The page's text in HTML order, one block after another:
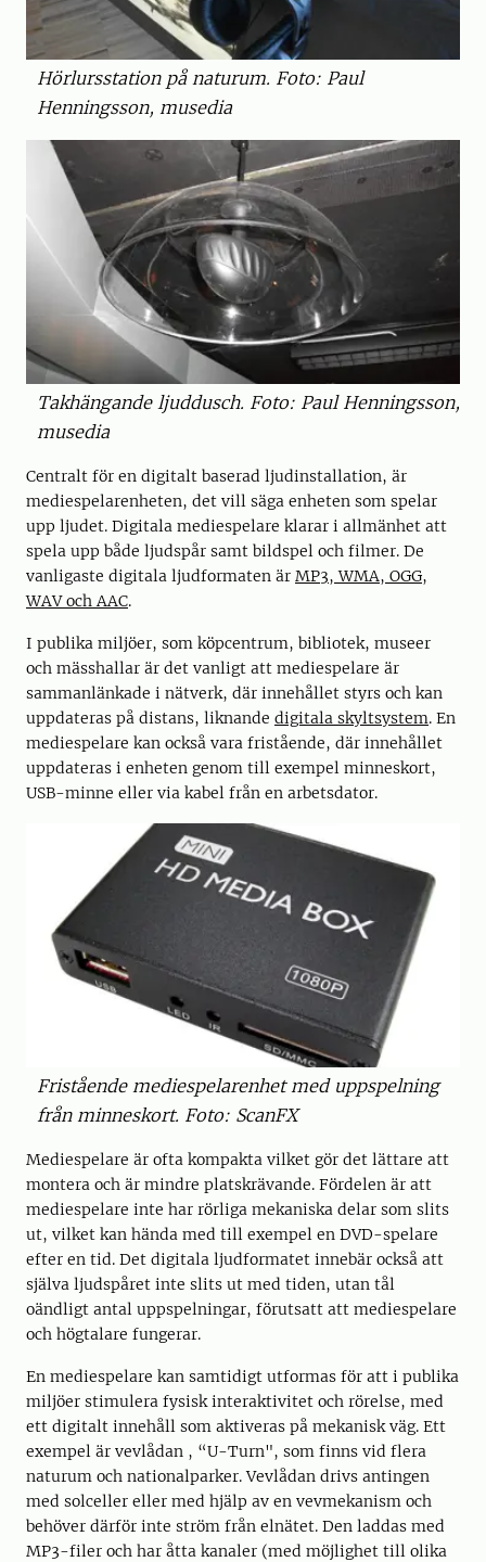
Hörlursstation på naturum. Foto: Paul
Henningsson, musedia
Takhängande ljuddusch. Foto: Paul Henningsson,
musedia
Centralt för en digitalt baserad ljudinstallation, är
mediespelarenheten, det vill säga enheten som spelar
upp ljudet. Digitala mediespelare klarar i allmänhet att
spela upp både ljudspår samt bildspel och filmer. De
vanligaste digitala ljudformaten är MP3, WMA, OGG,
WAV och AAC.
I publika miljöer, som köpcentrum, bibliotek, museer
och mässhallar är det vanligt att mediespelare är
sammanlänkade i nätverk, där innehållet styrs och kan
uppdateras på distans, liknande digitala skyltsystem. En
mediespelare kan också vara fristående, där innehållet
uppdateras i enheten genom till exempel minneskort,
USB-minne eller via kabel från en arbetsdator.
Fristående mediespelarenhet med uppspelning
från minneskort. Foto: ScanFX
Mediespelare är ofta kompakta vilket gör det lättare att
montera och är mindre platskrävande. Fördelen är att
mediespelare inte har rörliga mekaniska delar som slits
ut, vilket kan hända med till exempel en DVD-spelare
efter en tid. Det digitala ljudformatet innebär också att
själva ljudspåret inte slits ut med tiden, utan tål
oändligt antal uppspelningar, förutsatt att mediespelare
och högtalare fungerar.
En mediespelare kan samtidigt utformas för att i publika
miljöer stimulera fysisk interaktivitet och rörelse, med
ett digitalt innehåll som aktiveras på mekanisk väg. Ett
exempel är vevlådan , “U-Turn", som finns vid flera
naturum och nationalparker. Vevlådan drivs antingen
med solceller eller med hjälp av en vevmekanism och
behöver därför inte ström från elnätet. Den laddas med
MP3-filer och har åtta kanaler (med möjlighet till olika